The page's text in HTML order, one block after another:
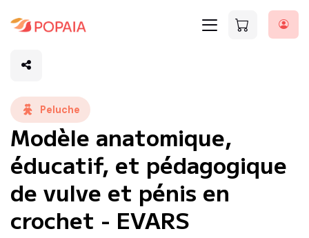
Peluche
Modèle anatomique,
éducatif, et pédagogique
de vulve et pénis en
crochet - EVARS